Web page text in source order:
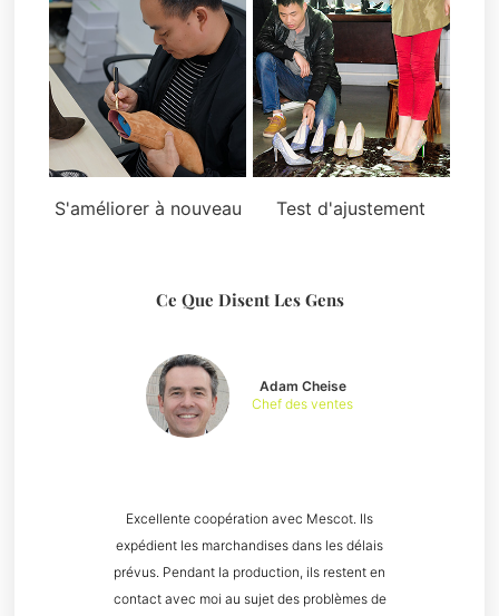
S'améliorer à nouveau Test d'ajustement
Ce Que Disent Les Gens
Excellente coopération avec Mescot. Ils
expédient les marchandises dans les délais
prévus. Pendant la production, ils restent en
contact avec moi au sujet des problèmes de
Adam Cheise
Chef des ventes